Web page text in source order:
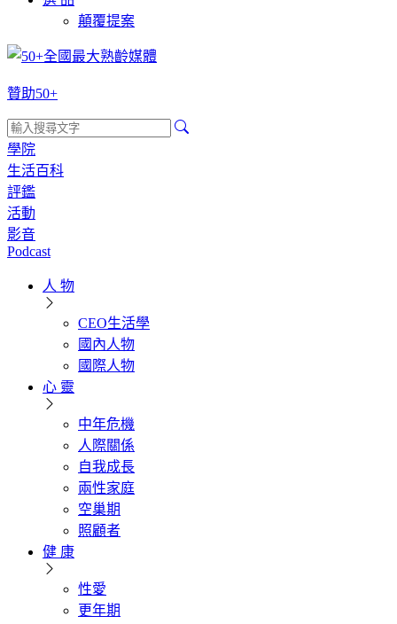
顛覆提案
贊助50+
學院
生活百科
評鑑
活動
影音
Podcast
人 物
CEO生活學
國內人物
國際人物
心 靈
中年危機
人際關係
自我成長
兩性家庭
空巢期
照顧者
健 康
性愛
更年期